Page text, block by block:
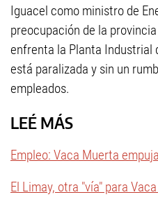
Iguacel como ministro de
preocupación de la
enfrenta la Planta Industrial
está paralizada y sin un
empleados.
LEÉ MÁS
Empleo: Vaca Muerta
El Limay, otra "vía" para